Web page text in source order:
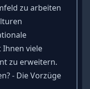
zu arbeiten
viele
zu erweitern.
- Die Vorzüge